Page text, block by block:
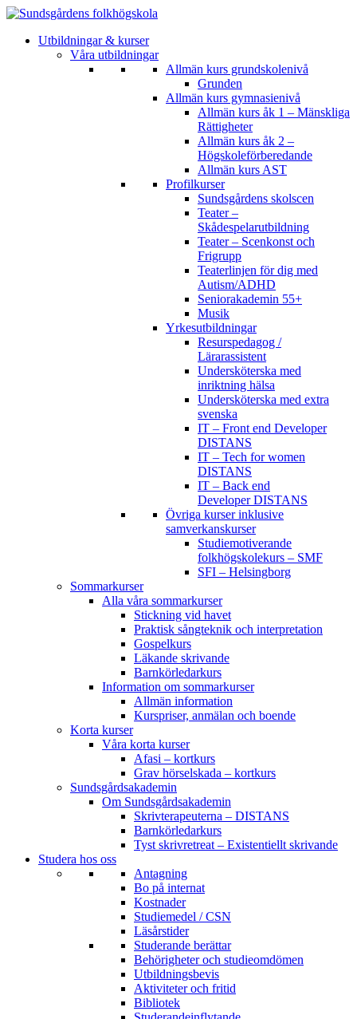
Utbildningar & kurser
Våra utbildningar
Allmän kurs grundskolenivå
Grunden
Allmän kurs gymnasienivå
Allmän kurs åk 1 – Mänskliga
Rättigheter
Allmän kurs åk 2 –
Högskoleförberedande
Allmän kurs AST
Profilkurser
Sundsgårdens skolscen
Teater –
Skådespelarutbildning
Teater – Scenkonst och
Frigrupp
Teaterlinjen för dig med
Autism/ADHD
Seniorakademin 55+
Musik
Yrkesutbildningar
Resurspedagog /
Lärarassistent
Undersköterska med
inriktning hälsa
Undersköterska med extra
svenska
IT – Front end Developer
DISTANS
IT – Tech for women
DISTANS
IT – Back end
Developer DISTANS
Övriga kurser inklusive
samverkanskurser
Studiemotiverande
folkhögskolekurs – SMF
SFI – Helsingborg
Sommarkurser
Alla våra sommarkurser
Stickning vid havet
Praktisk sångteknik och interpretation
Gospelkurs
Läkande skrivande
Barnkörledarkurs
Information om sommarkurser
Allmän information
Kurspriser, anmälan och boende
Korta kurser
Våra korta kurser
Afasi – kortkurs
Grav hörselskada – kortkurs
Sundsgårdsakademin
Om Sundsgårdsakademin
Skrivterapeuterna – DISTANS
Barnkörledarkurs
Tyst skrivretreat – Existentiellt skrivande
Studera hos oss
Antagning
Bo på internat
Kostnader
Studiemedel / CSN
Läsårstider
Studerande berättar
Behörigheter och studieomdömen
Utbildningsbevis
Aktiviteter och fritid
Bibliotek